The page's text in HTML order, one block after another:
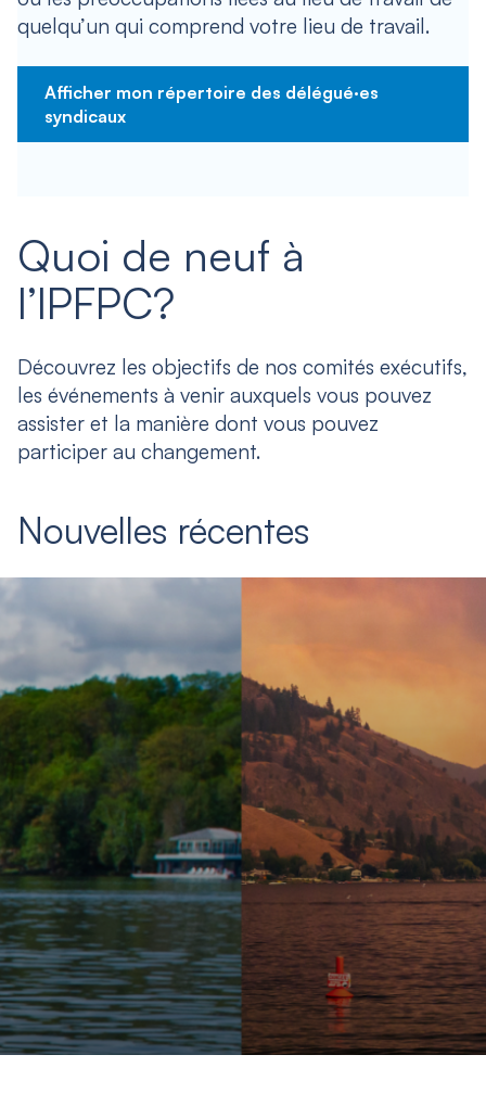
quelqu’un qui comprend votre lieu de travail.
Afficher mon répertoire des délégué·es
syndicaux
Quoi de neuf à
l’IPFPC?
Découvrez les objectifs de nos comités exécutifs,
les événements à venir auxquels vous pouvez
assister et la manière dont vous pouvez
participer au changement.
Nouvelles récentes